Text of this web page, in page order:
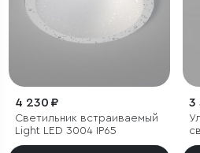
4 230 ₽
Светильник встраиваемый
Light LED 3004 IP65
3